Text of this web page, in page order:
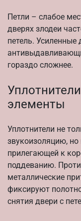
Петли – слабое
дверях злодеи
петель. Усиленные
гораздо сложнее.
элементы
Уплотнители не
звукоизоляцию,
прилегающей к
поддеванию.
металлические
фиксируют
снятия двери с